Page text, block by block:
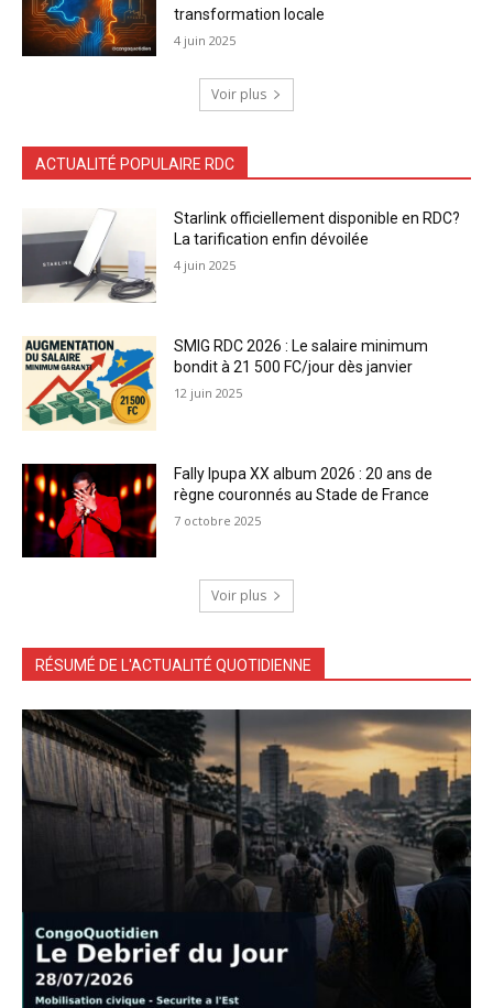
transformation locale
4 juin 2025
Voir plus
ACTUALITÉ POPULAIRE RDC
Starlink officiellement disponible en RDC?
La tarification enfin dévoilée
4 juin 2025
SMIG RDC 2026 : Le salaire minimum
bondit à 21 500 FC/jour dès janvier
12 juin 2025
Fally Ipupa XX album 2026 : 20 ans de
règne couronnés au Stade de France
7 octobre 2025
Voir plus
RÉSUMÉ DE L'ACTUALITÉ QUOTIDIENNE